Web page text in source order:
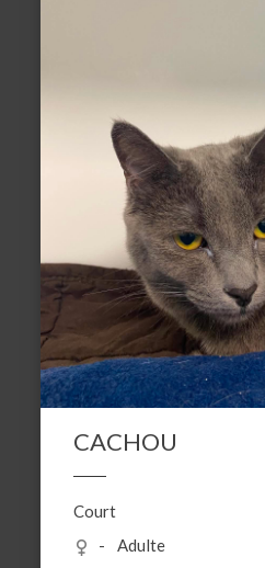
CACHOU
Court
Adulte